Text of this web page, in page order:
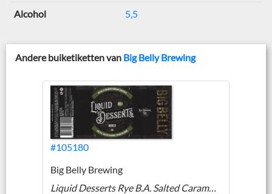
Alcohol 5,5
Andere buiketiketten van Big Belly Brewing
#105180
Big Belly Brewing
Liquid Desserts Rye B.A. Salted Caramel Pecan Pie Quad